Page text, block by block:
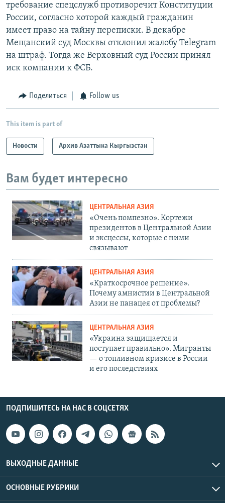
требование спецслужб противоречит Конституции
России, согласно которой каждый гражданин
имеет право на тайну переписки. В декабре
Мещанский суд Москвы отклонил жалобу Telegram
на штраф. Тогда же Верховный суд России принял
иск компании к ФСБ.
Поделиться Follow us
This item is part of
Новости Архив Азаттыка Кыргызстан
Вам будет интересно
ЦЕНТРАЛЬНАЯ АЗИЯ
«Очень помпезно». Кортежи
президентов в Центральной Азии
и эксцессы, которые с ними
связывают
ЦЕНТРАЛЬНАЯ АЗИЯ
«Краткосрочное решение».
Почему амнистии в Центральной
Азии не панацея от проблемы?
ЦЕНТРАЛЬНАЯ АЗИЯ
«Украина защищается и
поступает правильно». Мигранты
— о топливном кризисе в России
и его последствиях
ПОДПИШИТЕСЬ НА НАС В СОЦСЕТЯХ
ВЫХОДНЫЕ ДАННЫЕ
ОСНОВНЫЕ РУБРИКИ